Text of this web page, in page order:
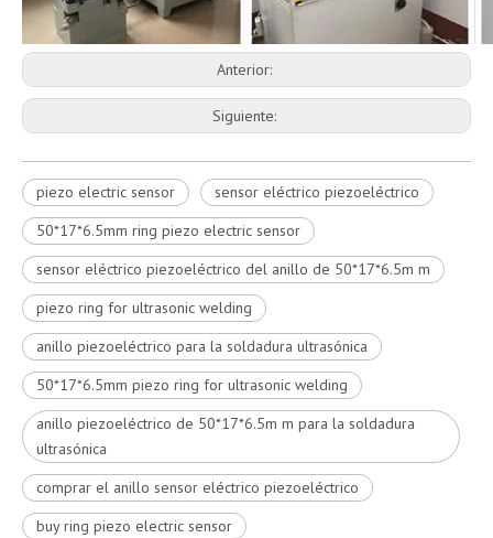
Anterior:
Siguiente:
piezo electric sensor
sensor eléctrico piezoeléctrico
50*17*6.5mm ring piezo electric sensor
sensor eléctrico piezoeléctrico del anillo de 50*17*6.5m m
piezo ring for ultrasonic welding
anillo piezoeléctrico para la soldadura ultrasónica
50*17*6.5mm piezo ring for ultrasonic welding
anillo piezoeléctrico de 50*17*6.5m m para la soldadura
ultrasónica
comprar el anillo sensor eléctrico piezoeléctrico
buy ring piezo electric sensor